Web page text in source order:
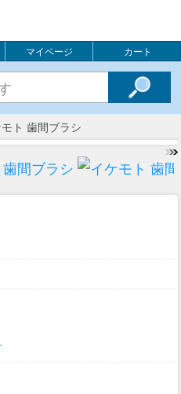
マイページ カート
ト 歯間ブラシ